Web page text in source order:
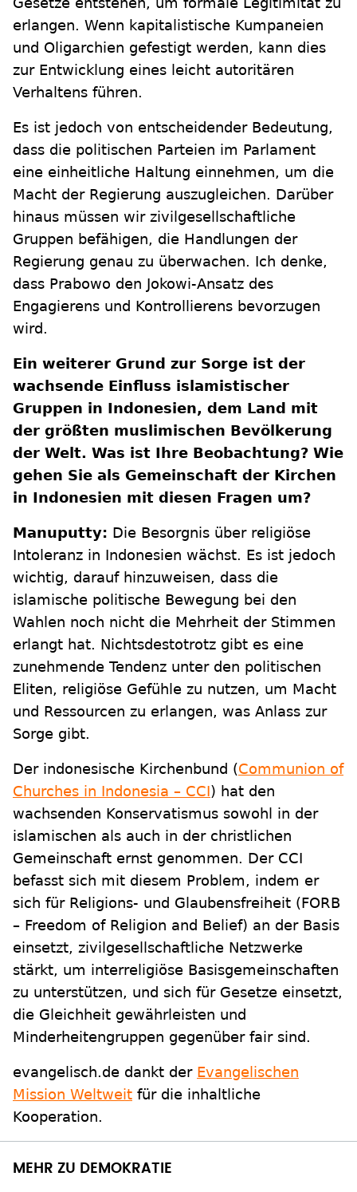
erlangen. Wenn kapitalistische Kumpaneien
und Oligarchien gefestigt werden, kann dies
zur Entwicklung eines leicht autoritären
Verhaltens führen.
Es ist jedoch von entscheidender Bedeutung,
dass die politischen Parteien im Parlament
eine einheitliche Haltung einnehmen, um die
Macht der Regierung auszugleichen. Darüber
hinaus müssen wir zivilgesellschaftliche
Gruppen befähigen, die Handlungen der
Regierung genau zu überwachen. Ich denke,
dass Prabowo den Jokowi-Ansatz des
Engagierens und Kontrollierens bevorzugen
wird.
Ein weiterer Grund zur Sorge ist der
wachsende Einfluss islamistischer
Gruppen in Indonesien, dem Land mit
der größten muslimischen Bevölkerung
der Welt. Was ist Ihre Beobachtung? Wie
gehen Sie als Gemeinschaft der Kirchen
in Indonesien mit diesen Fragen um?
Manuputty: Die Besorgnis über religiöse
Intoleranz in Indonesien wächst. Es ist jedoch
wichtig, darauf hinzuweisen, dass die
islamische politische Bewegung bei den
Wahlen noch nicht die Mehrheit der Stimmen
erlangt hat. Nichtsdestotrotz gibt es eine
zunehmende Tendenz unter den politischen
Eliten, religiöse Gefühle zu nutzen, um Macht
und Ressourcen zu erlangen, was Anlass zur
Sorge gibt.
Der indonesische Kirchenbund (Communion of
Churches in Indonesia – CCI) hat den
wachsenden Konservatismus sowohl in der
islamischen als auch in der christlichen
Gemeinschaft ernst genommen. Der CCI
befasst sich mit diesem Problem, indem er
sich für Religions- und Glaubensfreiheit (FORB
– Freedom of Religion and Belief) an der Basis
einsetzt, zivilgesellschaftliche Netzwerke
stärkt, um interreligiöse Basisgemeinschaften
zu unterstützen, und sich für Gesetze einsetzt,
die Gleichheit gewährleisten und
Minderheitengruppen gegenüber fair sind.
evangelisch.de dankt der Evangelischen
Mission Weltweit für die inhaltliche
Kooperation.
MEHR ZU DEMOKRATIE